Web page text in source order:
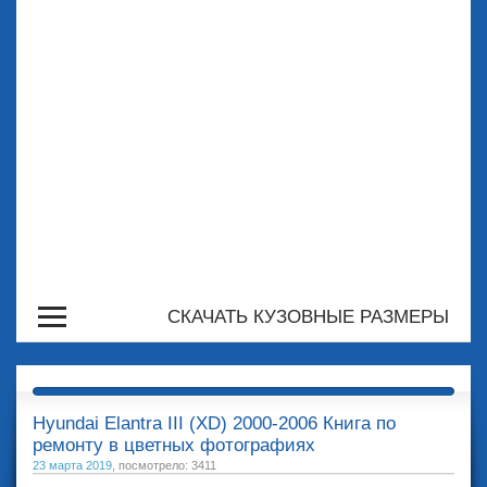
СКАЧАТЬ КУЗОВНЫЕ РАЗМЕРЫ
Hyundai Elantra III (XD) 2000-2006 Книга по
ремонту в цветных фотографиях
23 марта 2019 , посмотрело: 3411